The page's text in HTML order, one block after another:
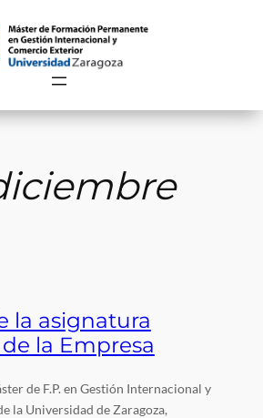
la asignatura
la Empresa
de F.P. en Gestión Internacional y
la Universidad de Zaragoza,